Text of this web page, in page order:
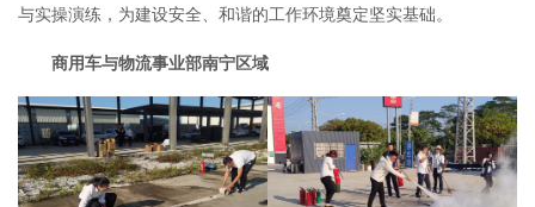
与实操演练，为建设安全、和谐的工作环境奠定坚实基础。
商用车与物流事业部南宁区域